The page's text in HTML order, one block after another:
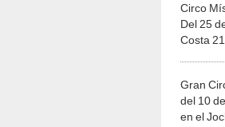
Circo
Del 25
Costa 21
Gran
del 10
en el